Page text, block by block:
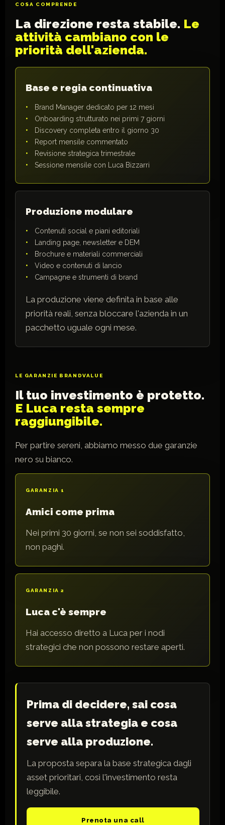
COSA COMPRENDE
La direzione resta stabile. Le
attività cambiano con le
priorità dell'azienda.
Base e regia continuativa
Brand Manager dedicato per 12 mesi
Onboarding strutturato nei primi 7 giorni
Discovery completa entro il giorno 30
Report mensile commentato
Revisione strategica trimestrale
Sessione mensile con Luca Bizzarri
Produzione modulare
Contenuti social e piani editoriali
Landing page, newsletter e DEM
Brochure e materiali commerciali
Video e contenuti di lancio
Campagne e strumenti di brand
La produzione viene definita in base alle
priorità reali, senza bloccare l'azienda in un
pacchetto uguale ogni mese.
LE GARANZIE BRANDVALUE
Il tuo investimento è protetto.
E Luca resta sempre
raggiungibile.
Per partire sereni, abbiamo messo due garanzie
nero su bianco.
GARANZIA 1
Amici come prima
Nei primi 30 giorni, se non sei soddisfatto,
non paghi.
GARANZIA 2
Luca c'è sempre
Hai accesso diretto a Luca per i nodi
strategici che non possono restare aperti.
Prima di decidere, sai cosa
serve alla strategia e cosa
serve alla produzione.
La proposta separa la base strategica dagli
asset prioritari, così l'investimento resta
leggibile.
Prenota una call